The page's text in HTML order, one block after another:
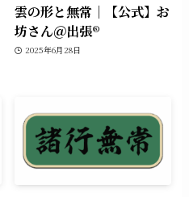
雲の形と無常｜【公式】お
坊さん＠出張®︎
2025年6月28日